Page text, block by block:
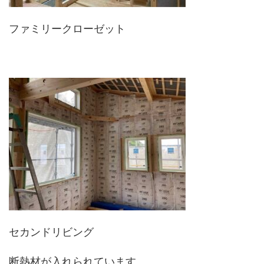
ファミリークローゼット
セカンドリビング
断熱材が入れられています。